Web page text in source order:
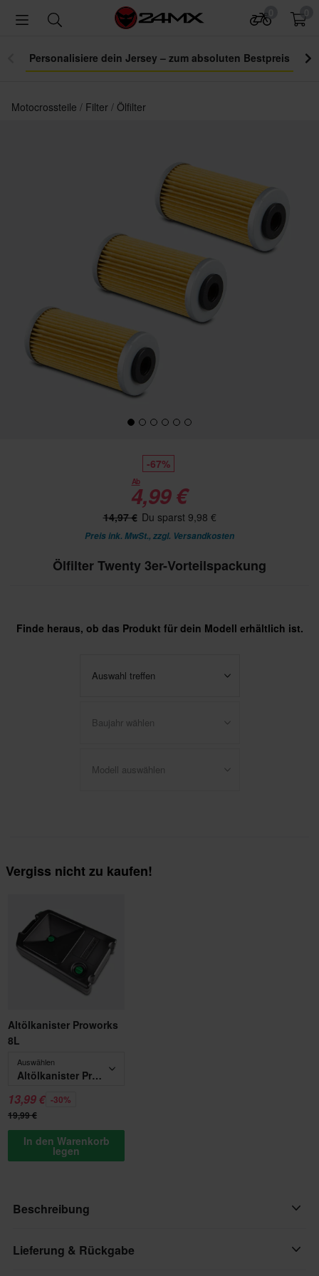
Personalisiere dein Jersey – zum absoluten Bestpreis
Motocrossteile Filter Ölfilter
-67%
Ab
4,99 €
14,97 € Du sparst 9,98 €
Preis ink. MwSt., zzgl. Versandkosten
Ölfilter Twenty 3er-Vorteilspackung
Finde heraus, ob das Produkt für dein Modell erhältlich ist.
Auswahl treffen
Baujahr wählen
Modell auswählen
Vergiss nicht zu kaufen!
Altölkanister Proworks
8L
Auswählen
Altölkanister Proworks 8L
13,99 € -30%
19,99 €
In den Warenkorb
legen
Beschreibung
3er Pack Ölfilter von Twenty!
Lieferung & Rückgabe